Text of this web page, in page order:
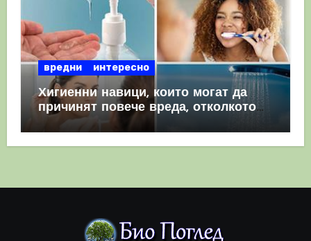
вредни интересно
Хигиенни навици, които могат да
причинят повече вреда, отколкото
полза